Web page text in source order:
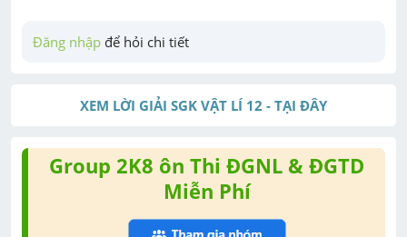
Đăng nhập để hỏi chi tiết
XEM LỜI GIẢI SGK VẬT LÍ 12 - TẠI ĐÂY
Group 2K8 ôn Thi ĐGNL & ĐGTD
Miễn Phí